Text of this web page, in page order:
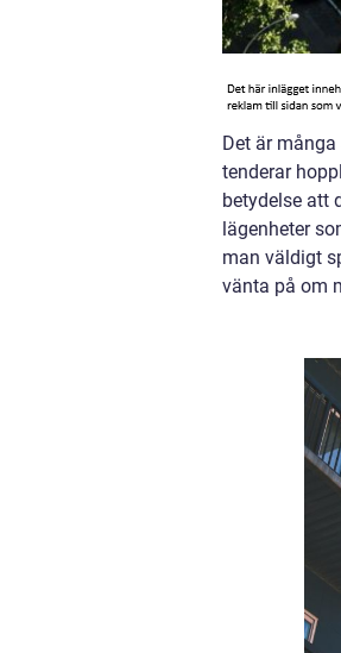
Det är
tenderar
betydelse att
lägenheter
man väldigt
vänta på om